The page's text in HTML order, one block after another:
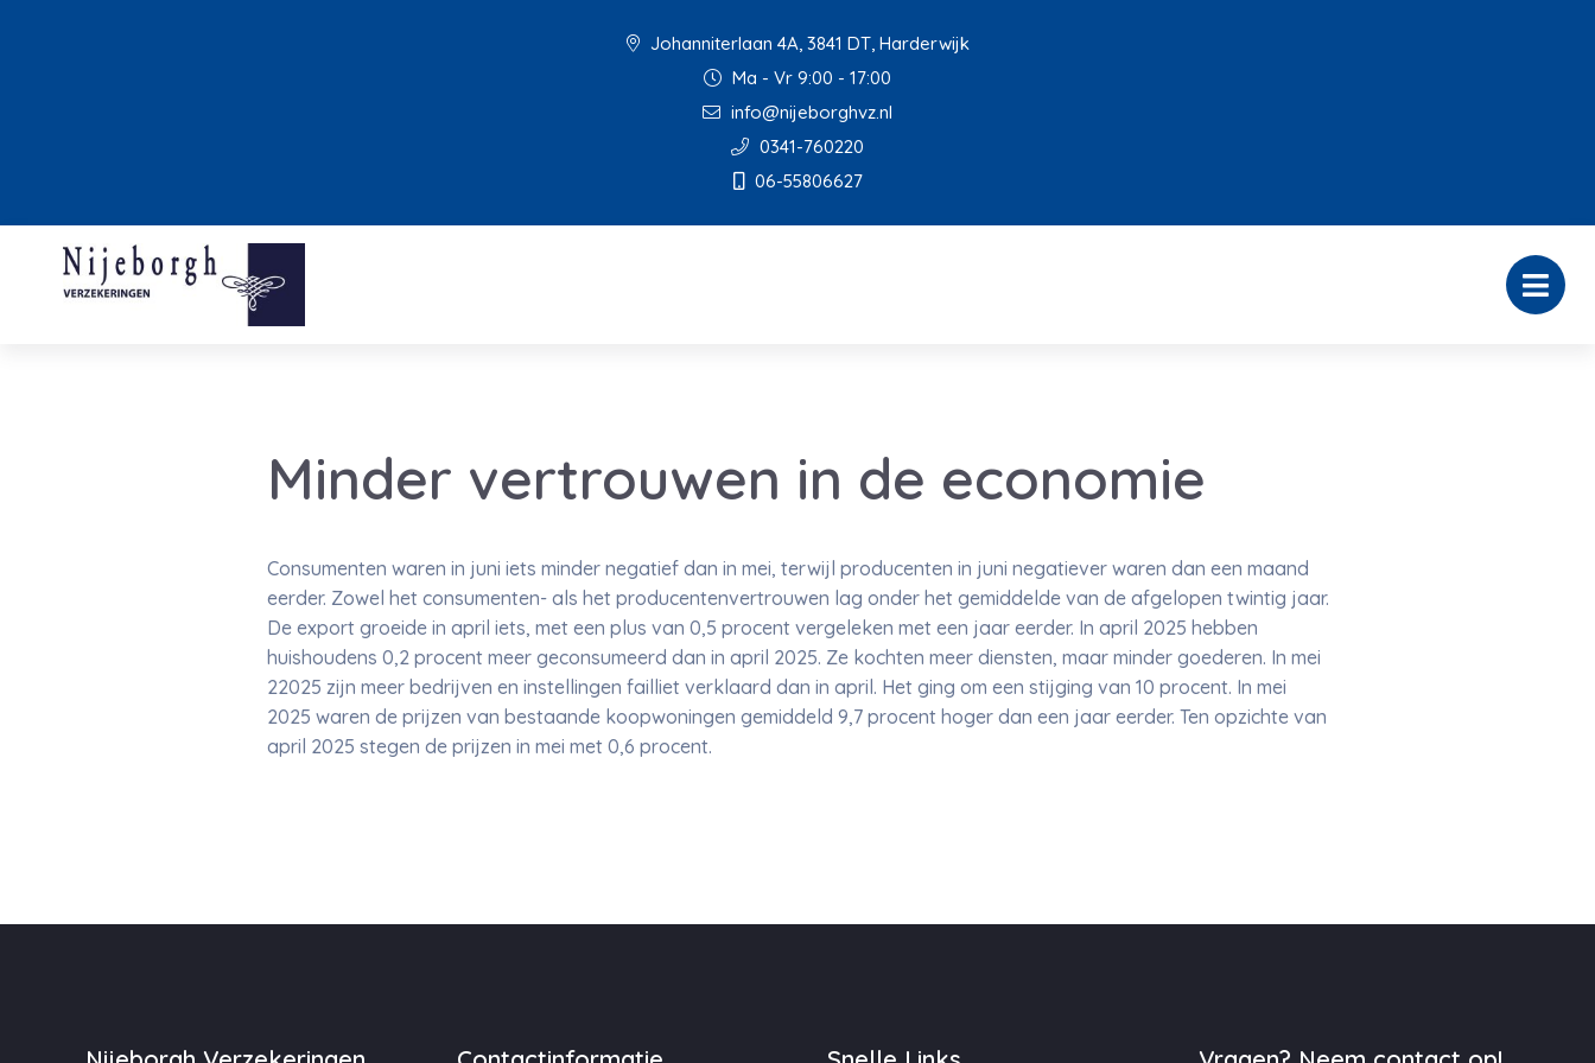
Johanniterlaan 4A, 3841 DT, Harderwijk
Ma - Vr 9:00 - 17:00
info@nijeborghvz.nl
0341-760220
06-55806627
Minder vertrouwen in de economie
Consumenten waren in juni iets minder negatief dan in mei, terwijl producenten in juni negatiever waren dan een maand
eerder. Zowel het consumenten- als het producentenvertrouwen lag onder het gemiddelde van de afgelopen twintig jaar.
De export groeide in april iets, met een plus van 0,5 procent vergeleken met een jaar eerder. In april 2025 hebben
huishoudens 0,2 procent meer geconsumeerd dan in april 2025. Ze kochten meer diensten, maar minder goederen. In mei
22025 zijn meer bedrijven en instellingen failliet verklaard dan in april. Het ging om een stijging van 10 procent. In mei
2025 waren de prijzen van bestaande koopwoningen gemiddeld 9,7 procent hoger dan een jaar eerder. Ten opzichte van
april 2025 stegen de prijzen in mei met 0,6 procent.